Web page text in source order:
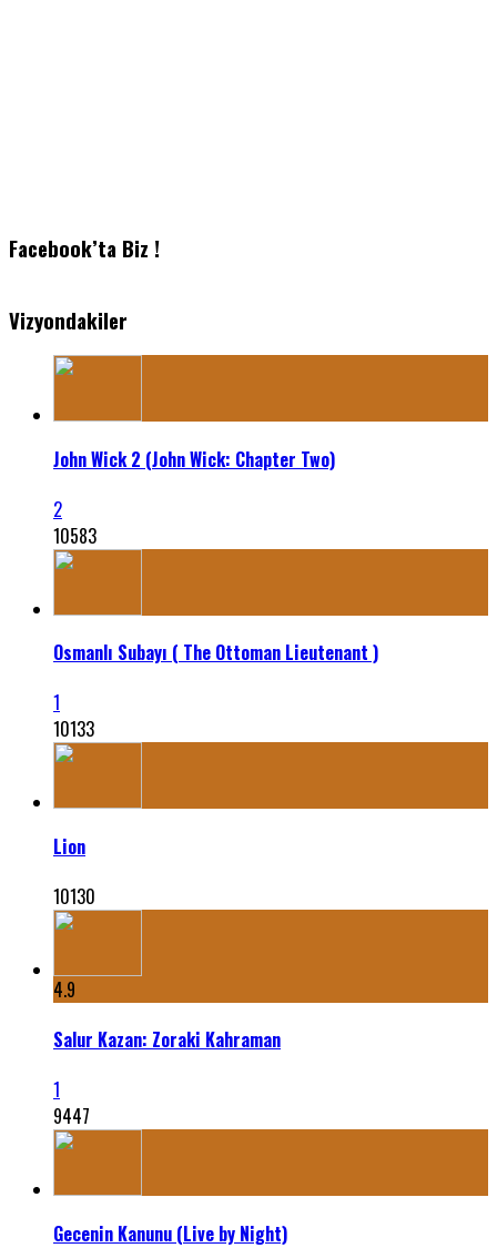
Facebook’ta Biz !
Vizyondakiler
John Wick 2 (John Wick: Chapter Two)
2
10583
Osmanlı Subayı ( The Ottoman Lieutenant )
1
10133
Lion
10130
4.9
Salur Kazan: Zoraki Kahraman
1
9447
Gecenin Kanunu (Live by Night)